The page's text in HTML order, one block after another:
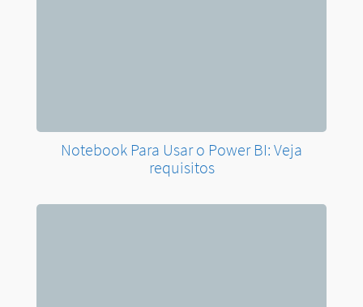
Notebook Para Usar o Power BI: Veja
requisitos